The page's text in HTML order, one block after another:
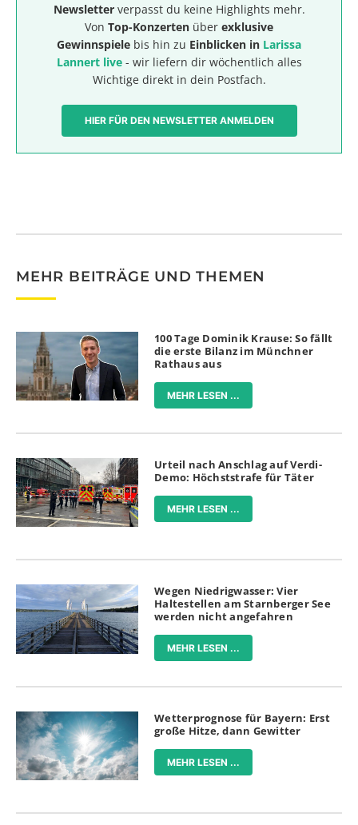
Newsletterverpasst du keine Highlights mehr.
Von Top-Konzerten über exklusive
Gewinnspiele bis hin zu Einblicken in Larissa
Lannert live- wir liefern dir wöchentlich alles
Wichtige direkt in dein Postfach.
HIER FÜR DEN NEWSLETTER ANMELDEN
MEHR BEITRÄGE UND THEMEN
100 Tage Dominik Krause: So fällt
die erste Bilanz im Münchner
Rathaus aus
MEHR LESEN ...
Urteil nach Anschlag auf Verdi-
Demo: Höchststrafe für Täter
MEHR LESEN ...
Wegen Niedrigwasser: Vier
Haltestellen am Starnberger See
werden nicht angefahren
MEHR LESEN ...
Wetterprognose für Bayern: Erst
große Hitze, dann Gewitter
MEHR LESEN ...